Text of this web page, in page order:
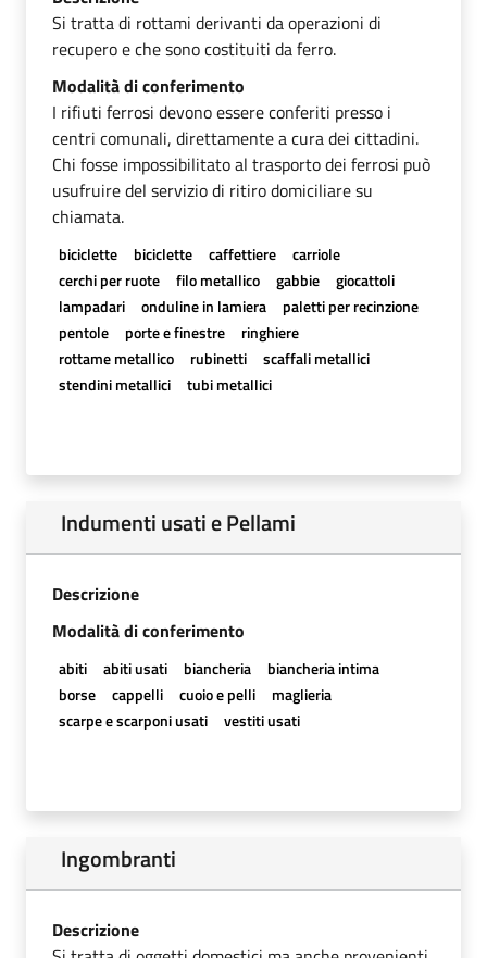
Si tratta di rottami derivanti da operazioni di
recupero e che sono costituiti da ferro.
Modalità di conferimento
I rifiuti ferrosi devono essere conferiti presso i
centri comunali, direttamente a cura dei cittadini.
Chi fosse impossibilitato al trasporto dei ferrosi può
usufruire del servizio di ritiro domiciliare su
chiamata.
biciclette biciclette caffettiere
carriole
cerchi per ruote
filo metallico gabbie
giocattoli
lampadari
onduline in lamiera
paletti per recinzione
pentole
porte e finestre
ringhiere
rottame metallico
rubinetti
scaffali metallici
stendini metallici
tubi metallici
Indumenti usati e Pellami
Descrizione
Modalità di conferimento
abiti abiti usati biancheria
biancheria intima
borse
cappelli cuoio e pelli
maglieria
scarpe e scarponi usati
vestiti usati
Ingombranti
Descrizione